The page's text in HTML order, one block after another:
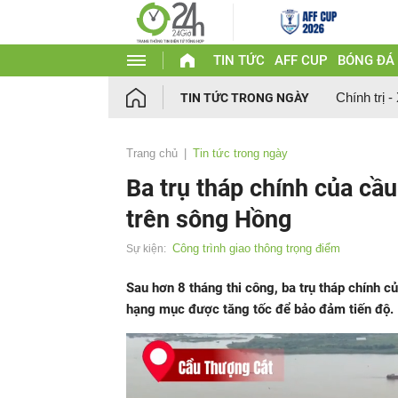
TIN TỨC AFF CUP BÓNG ĐÁ
TIN TỨC TRONG NGÀY Chính trị -
Trang chủ Tin tức trong ngày
Ba trụ tháp chính của
trên sông Hồng
Sự kiện: Công trình giao thông trọng điểm
Sau hơn 8 tháng thi công, ba trụ tháp chính
hạng mục được tăng tốc để bảo đảm tiến độ.